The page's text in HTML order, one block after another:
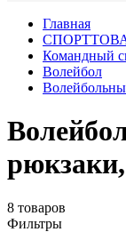
Главная
Командный
Волейбол
8 товаров
Фильтры